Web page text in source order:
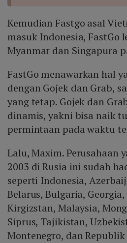
Kemudian Fastgo asal
masuk Indonesia, FastGo
Myanmar dan Singapura
FastGo menawarkan hal
dengan Gojek dan Grab,
yang tetap. Gojek dan
dinamis, yakni bisa naik
permintaan pada waktu
Lalu, Maxim. Perusahaan
2003 di Rusia ini sudah
seperti Indonesia,
Belarus, Bulgaria,
Kirgizstan, Malaysia,
Siprus, Tajikistan,
Montenegro, dan Republik